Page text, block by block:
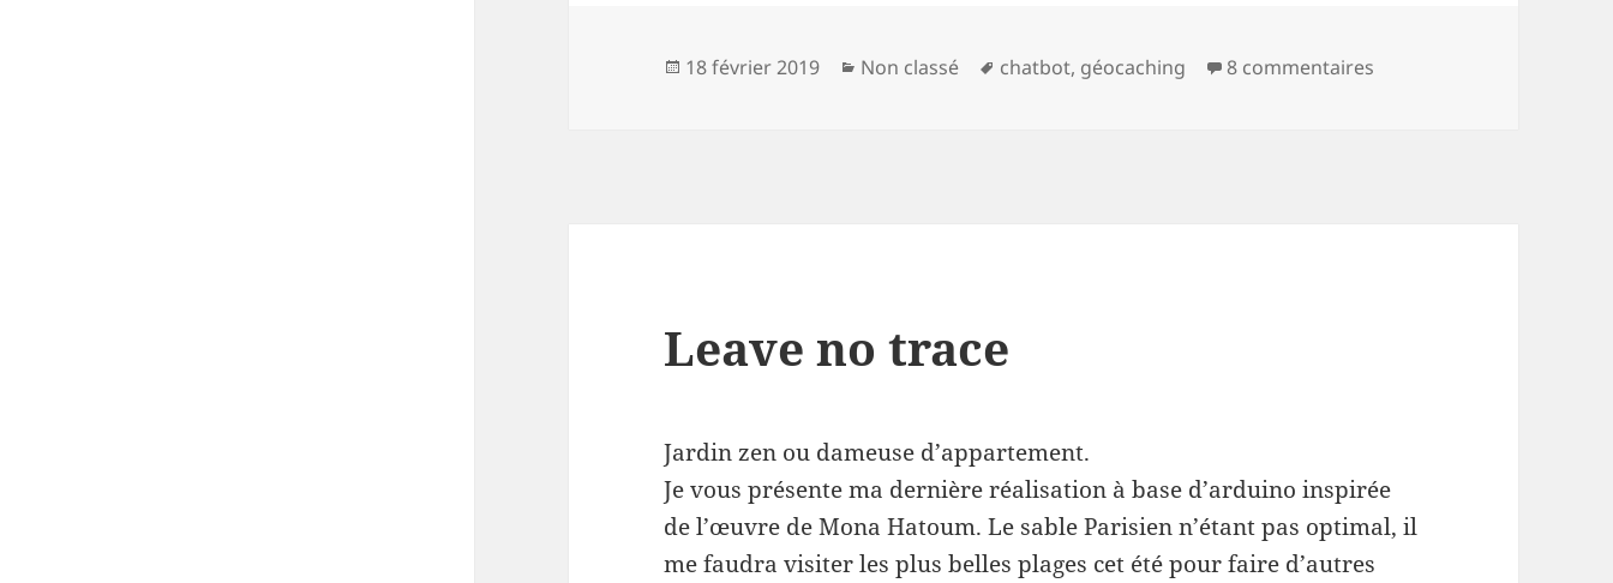
Publié
18 février 2019 Catégories
Non classé
Mots-
chatbot, géocaching 8 commentaires
Leave no trace
Jardin zen ou dameuse d’appartement.
Je vous présente ma dernière réalisation à base d’arduino inspirée
de l’œuvre de Mona Hatoum. Le sable Parisien n’étant pas optimal, il
me faudra visiter les plus belles plages cet été pour faire d’autres